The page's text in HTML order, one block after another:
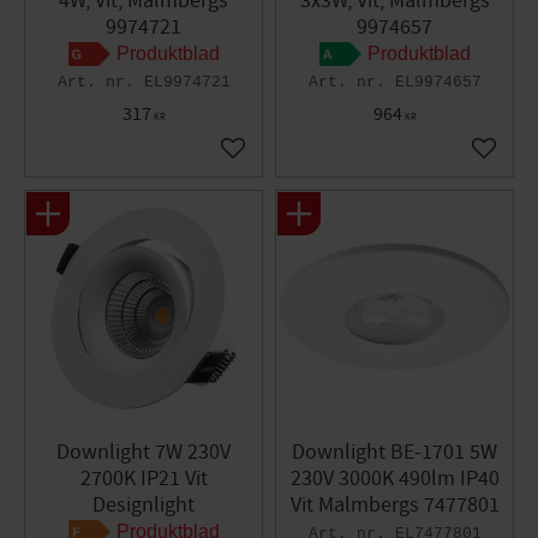
9974721
Produktblad
EL9974721
317 KR
Lägg till i favoriter
9974657
Produktblad
EL9974657
964KR
Lägg
Downlight 7W 230V
2700K IP21 Vit
Designlight
Produktblad
Downlight BE-1701 5W
230V 3000K 490lm IP40
Vit Malmbergs 7477801
EL7477801